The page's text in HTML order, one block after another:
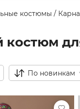
костюмы /
По новинкам